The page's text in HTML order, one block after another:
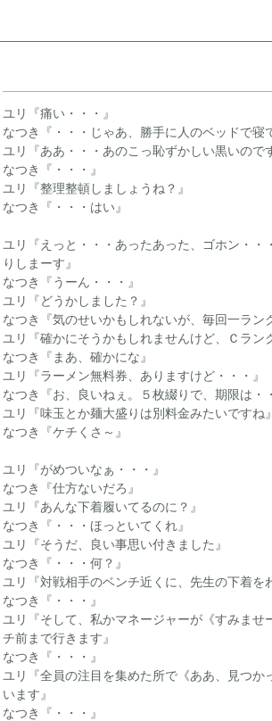
ユリ『痛い・・・』
なつき『・・・じゃあ、勝手に人のベッドで寝
ユリ『ああ・・・あのこっ恥ずかしい黒いので
なつき『・・・』
ユリ『整理整頓しましょうね？』
なつき『・・・はい』
ユリ『えっと・・・あったあった、ゴホン・
りしまーす』
なつき『うーん・・・』
ユリ『どうかしました？』
なつき『気のせいかもしれないが、毎回一ラン
ユリ『確かにそうかもしれませんけど、Ｃラン
なつき『まあ、確かにな』
ユリ『ラーメン無料券、ありますけど・・・』
なつき『お、良いねぇ。５枚綴りで、期限は・
ユリ『味玉とか麺大盛りは別料金みたいですね』
なつき『ケチくさ～』
ユリ『がめついなぁ・・・』
なつき『仕方ないだろ』
ユリ『あんな下着履いてるのに？』
なつき『・・・ほっといてくれ』
ユリ『そうだ、良い事思い付きました』
なつき『・・・何？』
ユリ『対戦相手のベンチ近くに、先生の下着を
なつき『・・・』
ユリ『そして、私かマネージャーが《すみま
チ前まで行きます』
なつき『・・・』
ユリ『全員の注目を集めた所で《ああ、見つ
います』
なつき『・・・』